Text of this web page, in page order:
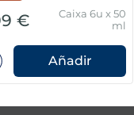
€
Caixa 6u x 50
ml
Añadir